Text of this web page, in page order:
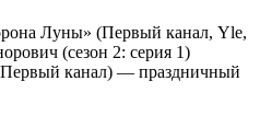
Луны» (Первый канал, Yle,
(сезон 2: серия 1)
канал) — праздничный